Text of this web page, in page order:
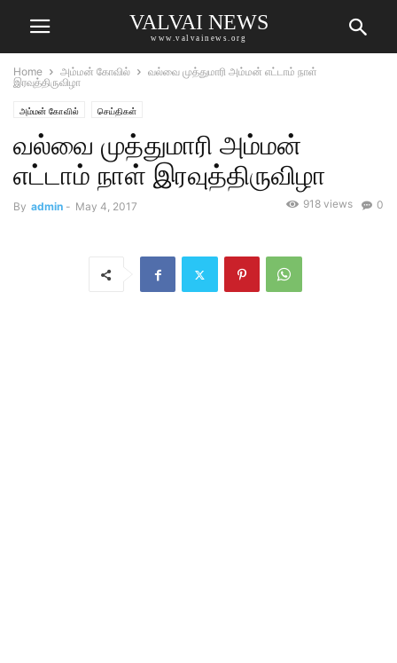
VALVAI NEWS
www.valvainews.org
Home அம்மன் கோவில்
வல்வை முத்துமாரி அம்மன் எட்டாம் நாள்
இரவுத்திருவிழா
அம்மன் கோவில் செய்திகள்
வல்வை முத்துமாரி அம்மன்
எட்டாம் நாள் இரவுத்திருவிழா
By admin - May 4, 2017 0
918 views